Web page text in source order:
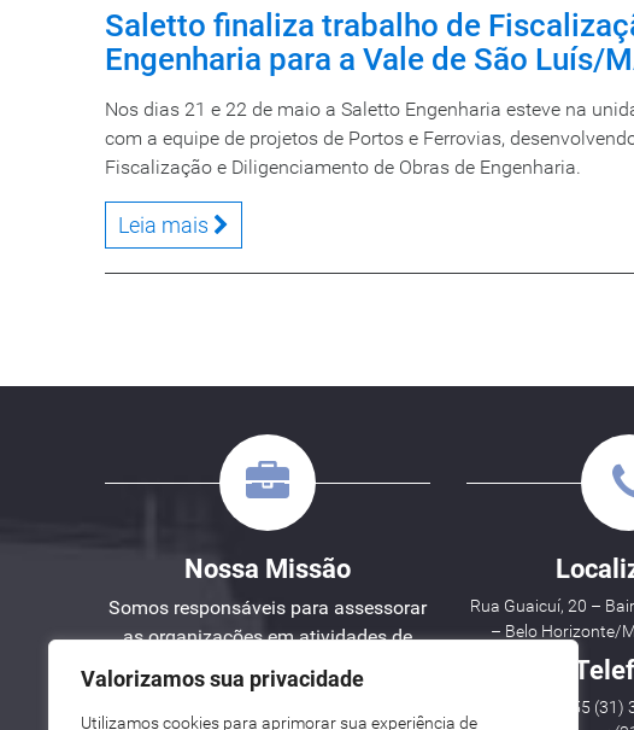
Valorizamos sua privacidade
Utilizamos cookies para aprimorar sua experiência de
Saletto finaliza trabalho de
Engenharia para a Vale de São Luís/
Nos dias 21 e 22 de maio a Saletto Engenharia esteve na
com a equipe de projetos de Portos e Ferrovias,
Fiscalização e Diligenciamento de Obras de Engenharia.
Leia mais
Nossa Missão
Somos responsáveis para assessorar
as organizações em atividades de
Engenharia, Planejamento e Gestão
de Projetos.
Rua Guaicuí, 20 –
– Belo Horizonte/
++ 55